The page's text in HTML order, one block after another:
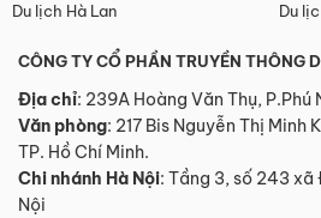
Du lịch Hà Lan
Du
CÔNG TY CỔ PHẦN TRUYỀN THÔNG
Địa chỉ: 239A Hoàng Văn Thụ, P.Phú
Văn phòng: 217 Bis Nguyễn Thị Minh
TP. Hồ Chí Minh.
Chi nhánh Hà Nội: Tầng 3, số 243 xã
Nội